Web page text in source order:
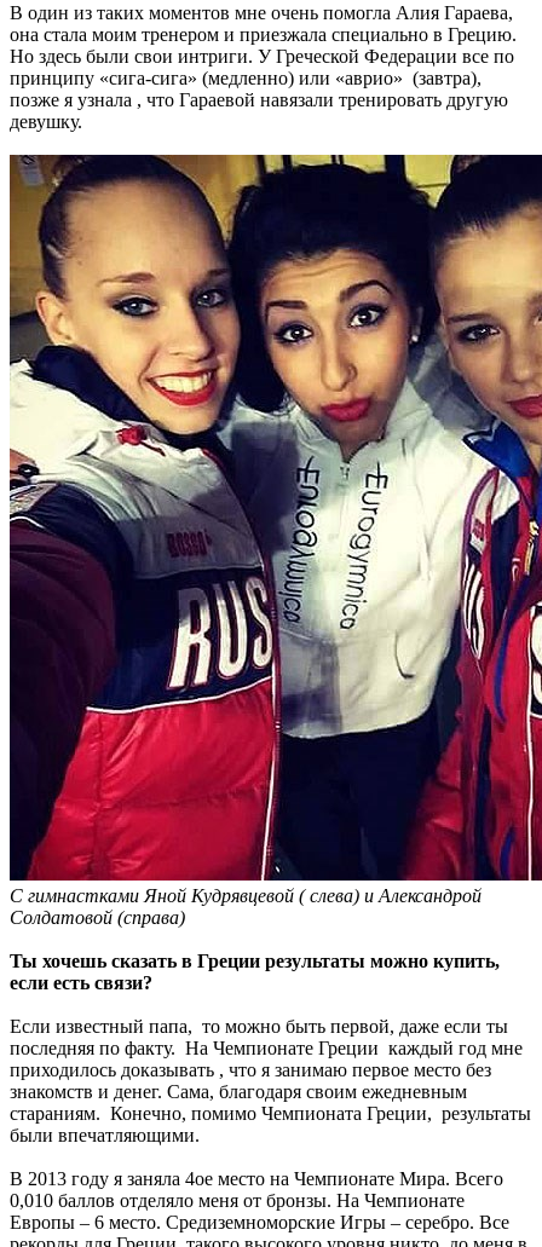
В один из таких моментов мне очень помогла Алия Гараева,
она стала моим тренером и приезжала специально в Грецию.
Но здесь были свои интриги. У Греческой Федерации все по
принципу «сига-сига» (медленно) или «аврио» (завтра),
позже я узнала , что Гараевой навязали тренировать другую
девушку.
С гимнастками Яной Кудрявцевой ( слева) и Александрой
Солдатовой (справа)
Ты хочешь сказать в Греции результаты можно купить,
если есть связи?
Если известный папа, то можно быть первой, даже если ты
последняя по факту. На Чемпионате Греции каждый год мне
приходилось доказывать , что я занимаю первое место без
знакомств и денег. Сама, благодаря своим ежедневным
стараниям. Конечно, помимо Чемпионата Греции, результаты
были впечатляющими.
В 2013 году я заняла 4ое место на Чемпионате Мира. Всего
0,010 баллов отделяло меня от бронзы. На Чемпионате
Европы – 6 место. Средиземноморские Игры – серебро. Все